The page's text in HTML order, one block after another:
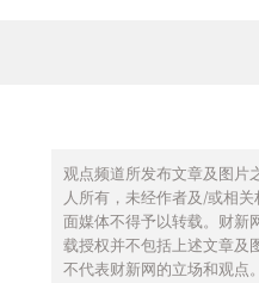
观点频道所发布文章及图片
人所有，未经作者及/或相
面媒体不得予以转载。财新
载授权并不包括上述文章及
不代表财新网的立场和观点。